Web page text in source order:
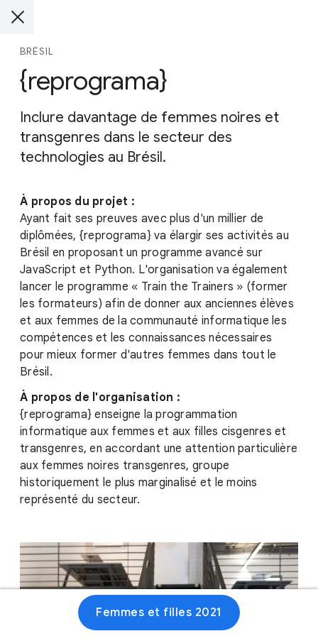
BRÉSIL
{reprograma}
Inclure davantage de femmes noires et
transgenres dans le secteur des
technologies au Brésil.
À propos du projet :
Ayant fait ses preuves avec plus d'un millier de
diplômées, {reprograma} va élargir ses activités au
Brésil en proposant un programme avancé sur
JavaScript et Python. L'organisation va également
lancer le programme « Train the Trainers » (former
les formateurs) afin de donner aux anciennes élèves
et aux femmes de la communauté informatique les
compétences et les connaissances nécessaires
pour mieux former d'autres femmes dans tout le
Brésil.
À propos de l'organisation :
{reprograma} enseigne la programmation
informatique aux femmes et aux filles cisgenres et
transgenres, en accordant une attention particulière
aux femmes noires transgenres, groupe
historiquement le plus marginalisé et le moins
représenté du secteur.
Femmes et filles 2021